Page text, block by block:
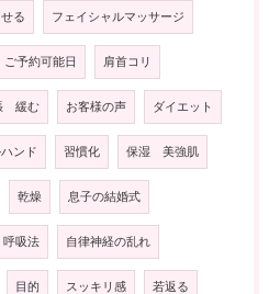
る フェイシャルマッサージ
ご予約可能日 肩首コリ
緩む お客様の声 ダイエット
ンド 習慣化 保湿 美強肌
乾燥 息子の結婚式
呼吸法 自律神経の乱れ
目的 スッキリ感 若返る